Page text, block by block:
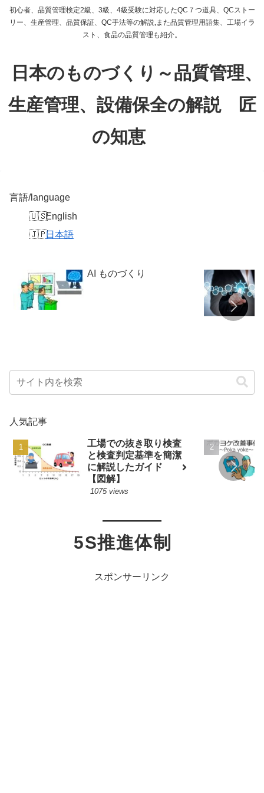
初心者、品質管理検定2級、3級、4級受験に対応したQC７つ道具、QCストー
リー、生産管理、品質保証、QC手法等の解説,また品質管理用語集、工場イラ
スト、食品の品質管理も紹介。
日本のものづくり～品質管理、
生産管理、設備保全の解説 匠
の知恵
言語/language
English
日本語
AI ものづくり
人気記事
工場での抜き取り検査
と検査判定基準を簡潔
に解説したガイド
【図解】
1075 views
5S推進体制
スポンサーリンク